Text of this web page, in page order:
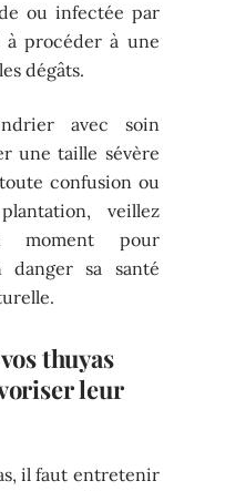
ou infectée par
à procéder à une
dégâts.
avec soin
une taille sévère
confusion ou
veillez
moment pour
sa santé
thuyas
leur
il faut entretenir